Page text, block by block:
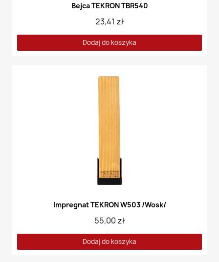
Bejca TEKRON TBR540
23,41 zł
Dodaj do koszyka
Impregnat TEKRON W503 /Wosk/
55,00 zł
Dodaj do koszyka